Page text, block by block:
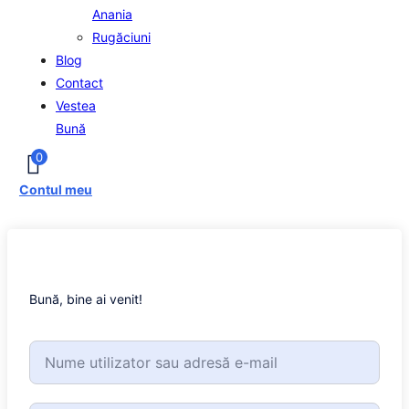
Anania
Rugăciuni
Blog
Contact
Vestea
Bună
0
Contul meu
Bună, bine ai venit!